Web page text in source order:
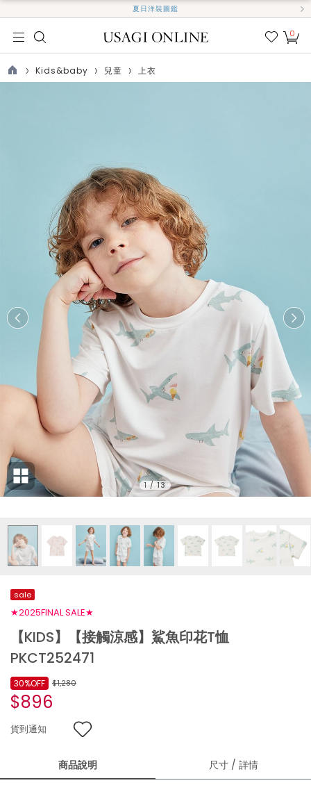
夏日洋裝圖鑑
我的
0
TOP
Kids&baby 兒童 上衣
1 / 13
sale
★2025FINAL SALE★
【KIDS】【接觸涼感】鯊魚印花T恤
PKCT252471
$1,280
$896
30%OFF
貨到通知
商品說明 尺寸 / 詳情